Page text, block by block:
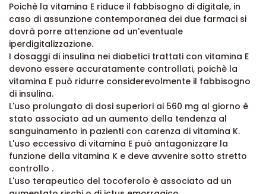
Poichè la vitamina E riduce il fabbisogno di digitale, in
caso di assunzione contemporanea dei due farmaci si
dovrà porre attenzione ad un'eventuale
iperdigitalizzazione.
I dosaggi di insulina nei diabetici trattati con vitamina E
devono essere accuratamente controllati, poichè la
vitamina E può ridurre considerevolmente il fabbisogno
di insulina.
L'uso prolungato di dosi superiori ai 560 mg al giorno è
stato associato ad un aumento della tendenza al
sanguinamento in pazienti con carenza di vitamina K.
L'uso eccessivo di vitamina E può antagonizzare la
funzione della vitamina K e deve avvenire sotto stretto
controllo .
L'uso terapeutico del tocoferolo è associato ad un